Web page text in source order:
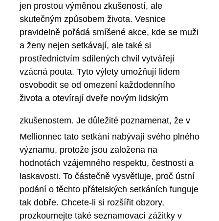
jen prostou výměnou zkušeností, ale
skutečným způsobem života. Vesnice
pravidelně pořádá smíšené akce, kde se muži
a ženy nejen setkávají, ale také si
prostřednictvím sdílených chvil vytvářejí
vzácná pouta. Tyto výlety umožňují lidem
osvobodit se od omezení každodenního
života a otevírají dveře novým lidským
zkušenostem. Je důležité poznamenat, že v
Mellionnec tato setkání nabývají svého plného
významu, protože jsou založena na
hodnotách vzájemného respektu, čestnosti a
laskavosti. To částečně vysvětluje, proč ústní
podání o těchto přátelských setkáních funguje
tak dobře. Chcete-li si rozšířit obzory,
prozkoumejte také seznamovací zážitky v